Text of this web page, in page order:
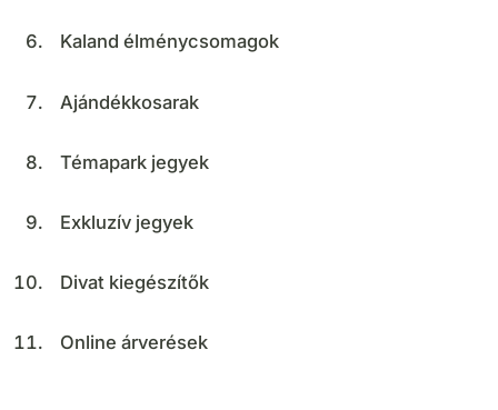
Kaland élménycsomagok
Ajándékkosarak
Témapark jegyek
Exkluzív jegyek
Divat kiegészítők
Online árverések